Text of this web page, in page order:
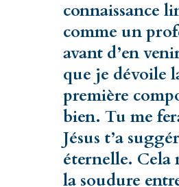
connaissance
comme un
avant d’en
que je dévoile
première
bien. Tu me
Jésus t’a
éternelle. Cela
la soudure